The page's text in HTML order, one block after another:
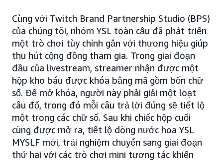
Cùng với Twitch Brand Partnership Studio (BPS)
của chúng tôi, nhóm YSL toàn cầu đã phát triển
một trò chơi tùy chỉnh gắn với thương hiệu giúp
thu hút cộng đồng tham gia. Trong giai đoạn
đầu của livestream, streamer nhận được một
hộp kho báu được khóa bằng mã gồm bốn chữ
số. Để mở khóa, người này phải giải một loạt
câu đố, trong đó mỗi câu trả lời đúng sẽ tiết lộ
một trong các chữ số. Sau khi chiếc hộp cuối
cùng được mở ra, tiết lộ dòng nước hoa YSL
MYSLF mới, trải nghiệm chuyển sang giai đoạn
thứ hai với các trò chơi mini tương tác khiến